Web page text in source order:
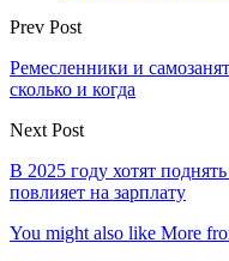
Prev Post
Ремесленники и
сколько и когда
Next Post
В 2025 году хотят
повлияет на зарплату
You might also like More